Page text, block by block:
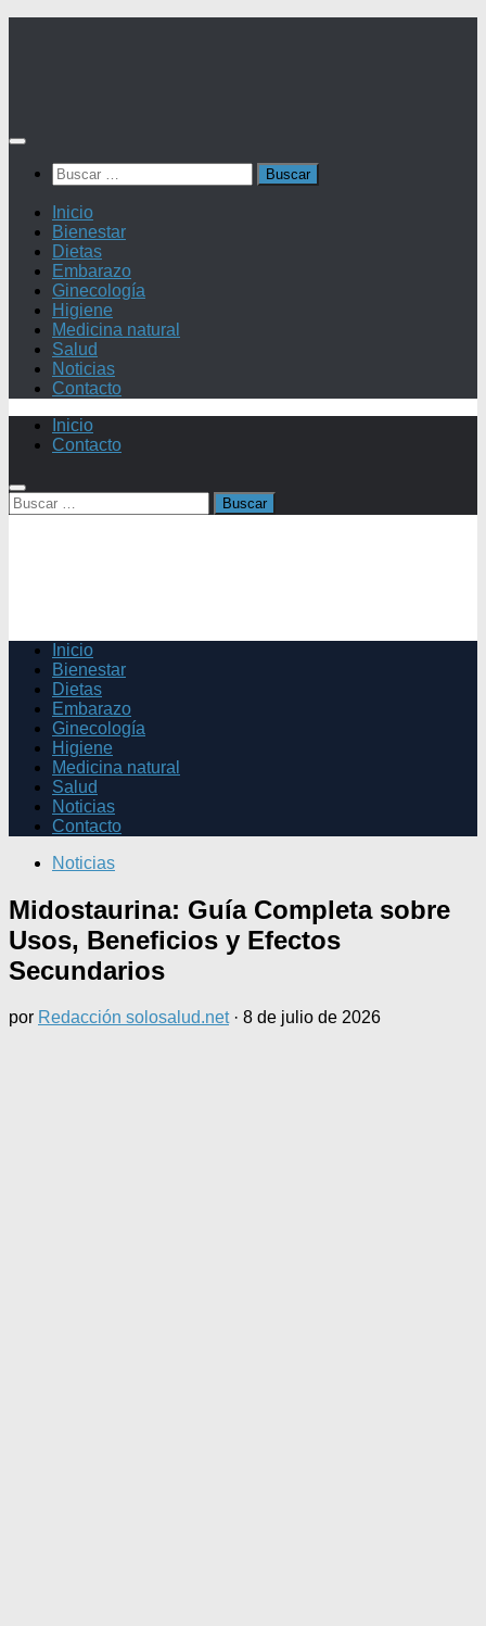
Buscar:
Inicio
Bienestar
Dietas
Embarazo
Ginecología
Higiene
Medicina natural
Salud
Noticias
Contacto
Inicio
Contacto
Buscar:
Inicio
Bienestar
Dietas
Embarazo
Ginecología
Higiene
Medicina natural
Salud
Noticias
Contacto
Noticias
Midostaurina: Guía Completa sobre
Usos, Beneficios y Efectos
Secundarios
por Redacción solosalud.net · 8 de julio de 2026